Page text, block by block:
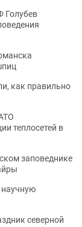
Голубев
как правильно
теплосетей в
заповеднике
научную
северной